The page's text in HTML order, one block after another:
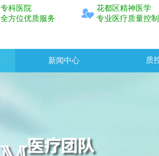
专科医院
全方位优质服务
花都区精神医学
专业医疗质量控
新闻中心 质